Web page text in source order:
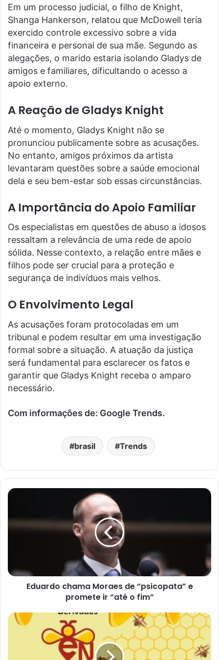
Em um processo judicial, o filho de Knight,
Shanga Hankerson, relatou que McDowell teria
exercido controle excessivo sobre a vida
financeira e personal de sua mãe. Segundo as
alegações, o marido estaria isolando Gladys de
amigos e familiares, dificultando o acesso a
apoio externo.
A Reação de Gladys Knight
Até o momento, Gladys Knight não se
pronunciou publicamente sobre as acusações.
No entanto, amigos próximos da artista
levantaram questões sobre a saúde emocional
dela e seu bem-estar sob essas circunstâncias.
A Importância do Apoio Familiar
Os especialistas em questões de abuso a idosos
ressaltam a relevância de uma rede de apoio
sólida. Nesse contexto, a relação entre mães e
filhos pode ser crucial para a proteção e
segurança de indivíduos mais velhos.
O Envolvimento Legal
As acusações foram protocoladas em um
tribunal e podem resultar em uma investigação
formal sobre a situação. A atuação da justiça
será fundamental para esclarecer os fatos e
garantir que Gladys Knight receba o amparo
necessário.
Com informações de: Google Trends.
brasil Trends
Eduardo chama Moraes de “psicopata” e
promete ir “até o fim”